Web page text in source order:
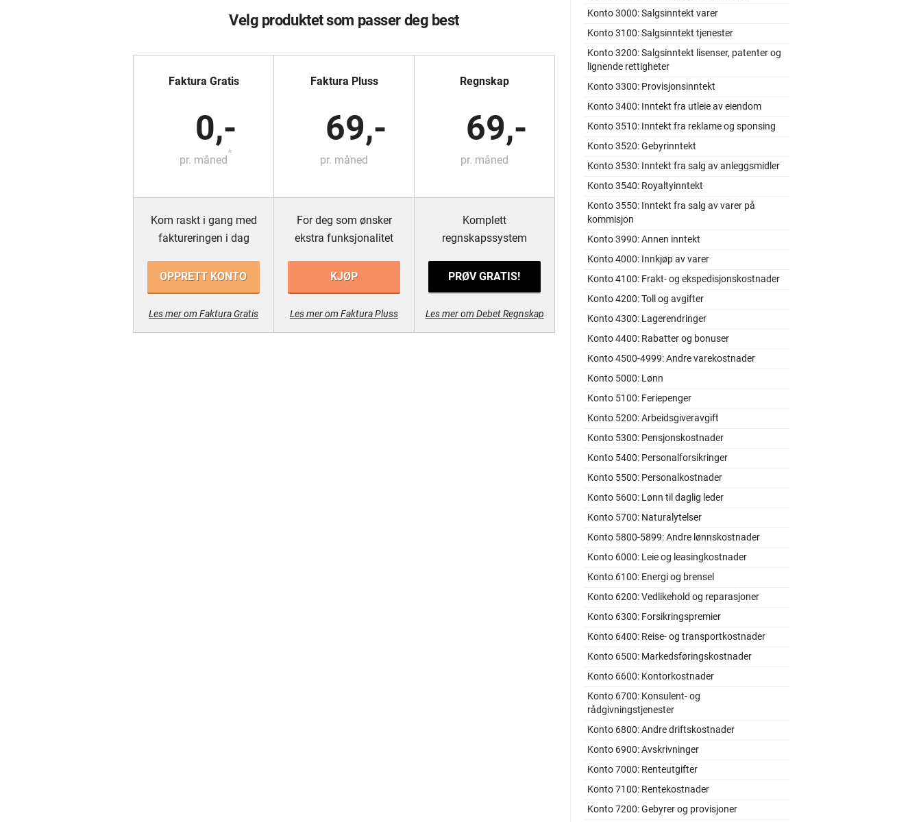
Velg produktet som passer deg best
Faktura Gratis
0,-
pr. måned
*
Kom raskt i gang med
faktureringen i dag
OPPRETT KONTO
Les mer om Faktura Gratis
Faktura Pluss
69,-
pr. måned
For deg som ønsker
ekstra funksjonalitet
KJØP
Les mer om Faktura Pluss
Regnskap
69,-
pr. måned
Komplett
regnskapssystem
PRØV GRATIS!
Les mer om Debet Regnskap
Konto 3000: Salgsinntekt varer
Konto 3100: Salgsinntekt tjenester
Konto 3200: Salgsinntekt lisenser, patenter og
lignende rettigheter
Konto 3300: Provisjonsinntekt
Konto 3400: Inntekt fra utleie av eiendom
Konto 3510: Inntekt fra reklame og sponsing
Konto 3520: Gebyrinntekt
Konto 3530: Inntekt fra salg av anleggsmidler
Konto 3540: Royaltyinntekt
Konto 3550: Inntekt fra salg av varer på
kommisjon
Konto 3990: Annen inntekt
Konto 4000: Innkjøp av varer
Konto 4100: Frakt- og ekspedisjonskostnader
Konto 4200: Toll og avgifter
Konto 4300: Lagerendringer
Konto 4400: Rabatter og bonuser
Konto 4500-4999: Andre varekostnader
Konto 5000: Lønn
Konto 5100: Feriepenger
Konto 5200: Arbeidsgiveravgift
Konto 5300: Pensjonskostnader
Konto 5400: Personalforsikringer
Konto 5500: Personalkostnader
Konto 5600: Lønn til daglig leder
Konto 5700: Naturalytelser
Konto 5800-5899: Andre lønnskostnader
Konto 6000: Leie og leasingkostnader
Konto 6100: Energi og brensel
Konto 6200: Vedlikehold og reparasjoner
Konto 6300: Forsikringspremier
Konto 6400: Reise- og transportkostnader
Konto 6500: Markedsføringskostnader
Konto 6600: Kontorkostnader
Konto 6700: Konsulent- og
rådgivningstjenester
Konto 6800: Andre driftskostnader
Konto 6900: Avskrivninger
Konto 7000: Renteutgifter
Konto 7100: Rentekostnader
Konto 7200: Gebyrer og provisjoner